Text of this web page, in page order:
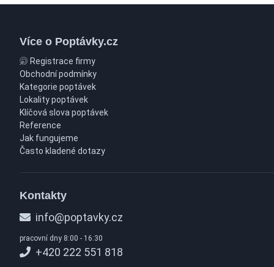
Více o Poptávky.cz
Registrace firmy
Obchodní podmínky
Kategorie poptávek
Lokality poptávek
Klíčová slova poptávek
Reference
Jak fungujeme
Často kladené dotazy
Kontakty
info@poptavky.cz
pracovní dny 8:00 - 16:30
+420 222 551 818